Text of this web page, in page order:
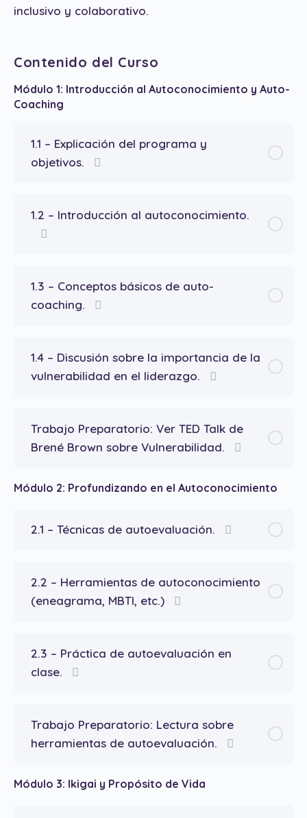
inclusivo y colaborativo.
Contenido del Curso
Módulo 1: Introducción al Autoconocimiento y Auto-
Coaching
1.1 – Explicación del programa y
objetivos.
1.2 – Introducción al autoconocimiento.
1.3 – Conceptos básicos de auto-
coaching.
1.4 – Discusión sobre la importancia de la
vulnerabilidad en el liderazgo.
Trabajo Preparatorio: Ver TED Talk de
Brené Brown sobre Vulnerabilidad.
Módulo 2: Profundizando en el Autoconocimiento
2.1 – Técnicas de autoevaluación.
2.2 – Herramientas de autoconocimiento
(eneagrama, MBTI, etc.)
2.3 – Práctica de autoevaluación en
clase.
Trabajo Preparatorio: Lectura sobre
herramientas de autoevaluación.
Módulo 3: Ikigai y Propósito de Vida